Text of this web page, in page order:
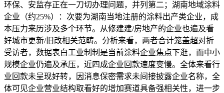
环保、安监存正在一刀切办理问题，并列第二；湖南地域涂料
企业（约25%）：次要为湖南当地注册的涂料出产类企业，成
本压力来历涉及多个环节。从修建建/房地产的企业也遍及看
好城市更新/旧改相关范畴。分析来看，两者合计笼盖超对折
受访者，数据表白工业制制是当前涂料企业焦点下逛，而中小
规模企业仍遍及承压，近四成企业回款速度变慢。全体来看行
业回款未呈现好转，因消息保密需求未间接披露企业名称，全
体可见企业营业结构取看好的增加赛道具备强相关性，进一步